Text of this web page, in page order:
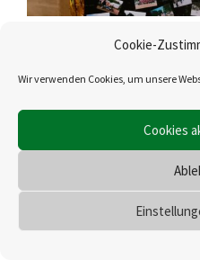
Cookie-
Wir verwenden Cookies, um unsere
Cookies